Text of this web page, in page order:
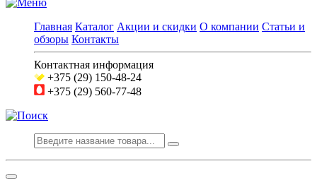
Главная Каталог Акции и скидки О компании Статьи и
обзоры Контакты
Контактная информация
+375 (29) 150-48-24
+375 (29) 560-77-48